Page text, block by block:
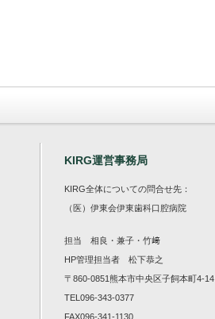
KIRG運営事務局
KIRG全体についての問合せ先：
（医）伊東会伊東歯科口腔病院
担当 相良・兼子・竹﨑
HP管理担当者 松下恭之
〒860-0851熊本市中央区子飼本町4-14
TEL096-343-0377
FAX096-341-1130